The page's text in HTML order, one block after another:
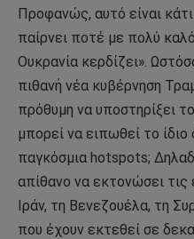
Προφανώς, αυτό είναι
παίρνει ποτέ με πολύ
Ουκρανία κερδίζει».
πιθανή νέα κυβέρνηση
πρόθυμη να υποστηρίξει
μπορεί να ειπωθεί το
παγκόσμια hotspots;
απίθανο να εκτονώσει τις
Ιράν, τη Βενεζουέλα, τη
που έχουν εκτεθεί σε